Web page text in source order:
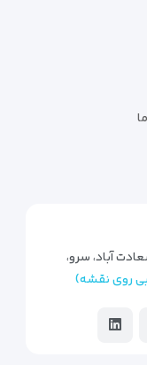
پ ۱۰۰ / تهران، سعادت آباد، سرو،
روی نقشه)